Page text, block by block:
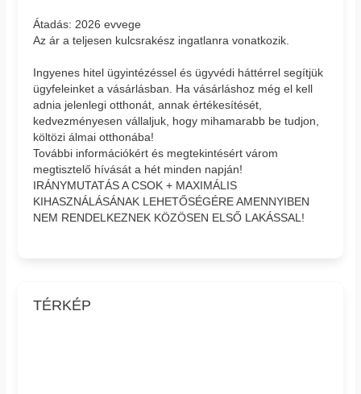
Átadás: 2026 evvege
Az ár a teljesen kulcsrakész ingatlanra vonatkozik.
Ingyenes hitel ügyintézéssel és ügyvédi háttérrel segítjük
ügyfeleinket a vásárlásban. Ha vásárláshoz még el kell
adnia jelenlegi otthonát, annak értékesítését,
kedvezményesen vállaljuk, hogy mihamarabb be tudjon,
költözi álmai otthonába!
További információkért és megtekintésért várom
megtisztelő hívását a hét minden napján!
IRÁNYMUTATÁS A CSOK + MAXIMÁLIS
KIHASZNÁLÁSÁNAK LEHETŐSÉGÉRE AMENNYIBEN
NEM RENDELKEZNEK KÖZÖSEN ELSŐ LAKÁSSAL!
TÉRKÉP